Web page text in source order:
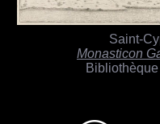
Saint-
Monasticon